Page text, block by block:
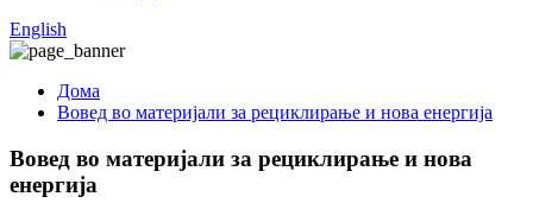
English
Дома
Вовед во материјали за рециклирање и нова енергија
Вовед во материјали за рециклирање и нова
енергија